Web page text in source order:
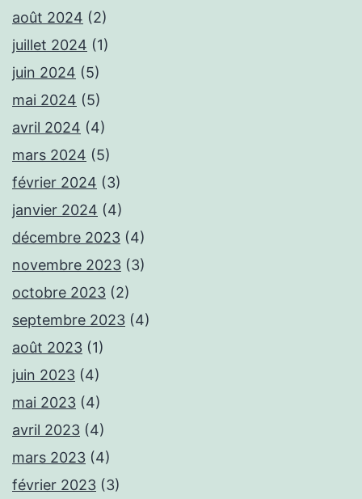
août 2024 (2)
juillet 2024 (1)
juin 2024 (5)
mai 2024 (5)
avril 2024 (4)
mars 2024 (5)
février 2024 (3)
janvier 2024 (4)
décembre 2023 (4)
novembre 2023 (3)
octobre 2023 (2)
septembre 2023 (4)
août 2023 (1)
juin 2023 (4)
mai 2023 (4)
avril 2023 (4)
mars 2023 (4)
février 2023 (3)